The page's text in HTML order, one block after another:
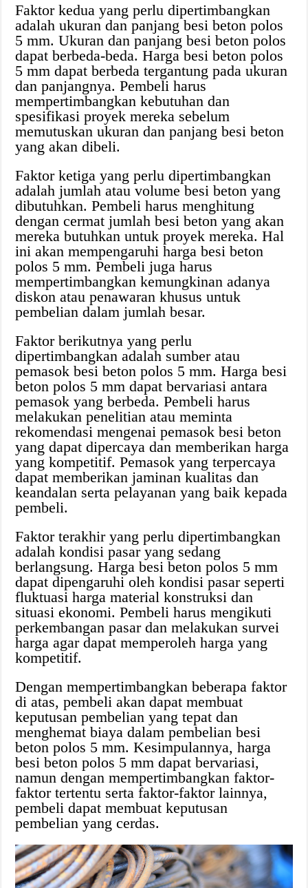
Faktor kedua yang perlu dipertimbangkan
adalah ukuran dan panjang besi beton polos
5 mm. Ukuran dan panjang besi beton polos
dapat berbeda-beda. Harga besi beton polos
5 mm dapat berbeda tergantung pada ukuran
dan panjangnya. Pembeli harus
mempertimbangkan kebutuhan dan
spesifikasi proyek mereka sebelum
memutuskan ukuran dan panjang besi beton
yang akan dibeli.
Faktor ketiga yang perlu dipertimbangkan
adalah jumlah atau volume besi beton yang
dibutuhkan. Pembeli harus menghitung
dengan cermat jumlah besi beton yang akan
mereka butuhkan untuk proyek mereka. Hal
ini akan mempengaruhi harga besi beton
polos 5 mm. Pembeli juga harus
mempertimbangkan kemungkinan adanya
diskon atau penawaran khusus untuk
pembelian dalam jumlah besar.
Faktor berikutnya yang perlu
dipertimbangkan adalah sumber atau
pemasok besi beton polos 5 mm. Harga besi
beton polos 5 mm dapat bervariasi antara
pemasok yang berbeda. Pembeli harus
melakukan penelitian atau meminta
rekomendasi mengenai pemasok besi beton
yang dapat dipercaya dan memberikan harga
yang kompetitif. Pemasok yang terpercaya
dapat memberikan jaminan kualitas dan
keandalan serta pelayanan yang baik kepada
pembeli.
Faktor terakhir yang perlu dipertimbangkan
adalah kondisi pasar yang sedang
berlangsung. Harga besi beton polos 5 mm
dapat dipengaruhi oleh kondisi pasar seperti
fluktuasi harga material konstruksi dan
situasi ekonomi. Pembeli harus mengikuti
perkembangan pasar dan melakukan survei
harga agar dapat memperoleh harga yang
kompetitif.
Dengan mempertimbangkan beberapa faktor
di atas, pembeli akan dapat membuat
keputusan pembelian yang tepat dan
menghemat biaya dalam pembelian besi
beton polos 5 mm. Kesimpulannya, harga
besi beton polos 5 mm dapat bervariasi,
namun dengan mempertimbangkan faktor-
faktor tertentu serta faktor-faktor lainnya,
pembeli dapat membuat keputusan
pembelian yang cerdas.